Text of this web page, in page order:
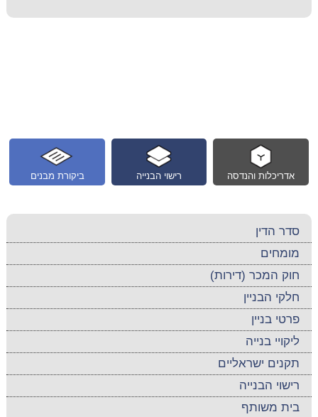
ביקורת מבנים רישוי הבנייה אדריכלות והנדסה
סדר הדין
מומחים
חוק המכר (דירות)
חלקי הבניין
פרטי בניין
ליקויי בנייה
תקנים ישראליים
רישוי הבנייה
בית משותף